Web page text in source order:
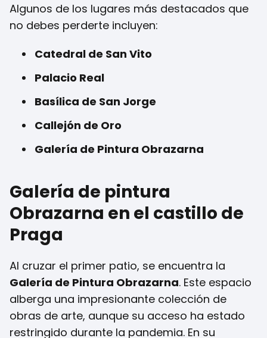
Algunos de los lugares más destacados que
no debes perderte incluyen:
Catedral de San Vito
Palacio Real
Basílica de San Jorge
Callejón de Oro
Galería de Pintura Obrazarna
Galería de pintura
Obrazarna en el castillo de
Praga
Al cruzar el primer patio, se encuentra la
Galería de Pintura Obrazarna. Este espacio
alberga una impresionante colección de
obras de arte, aunque su acceso ha estado
restringido durante la pandemia. En su